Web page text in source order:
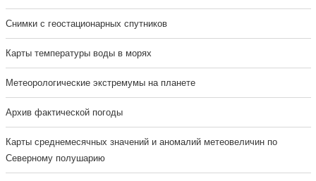
Cнимки с геостационарных спутников
Карты температуры воды в морях
Метеорологические экстремумы на планете
Архив фактической погоды
Карты среднемесячных значений и аномалий метеовеличин по
Северному полушарию